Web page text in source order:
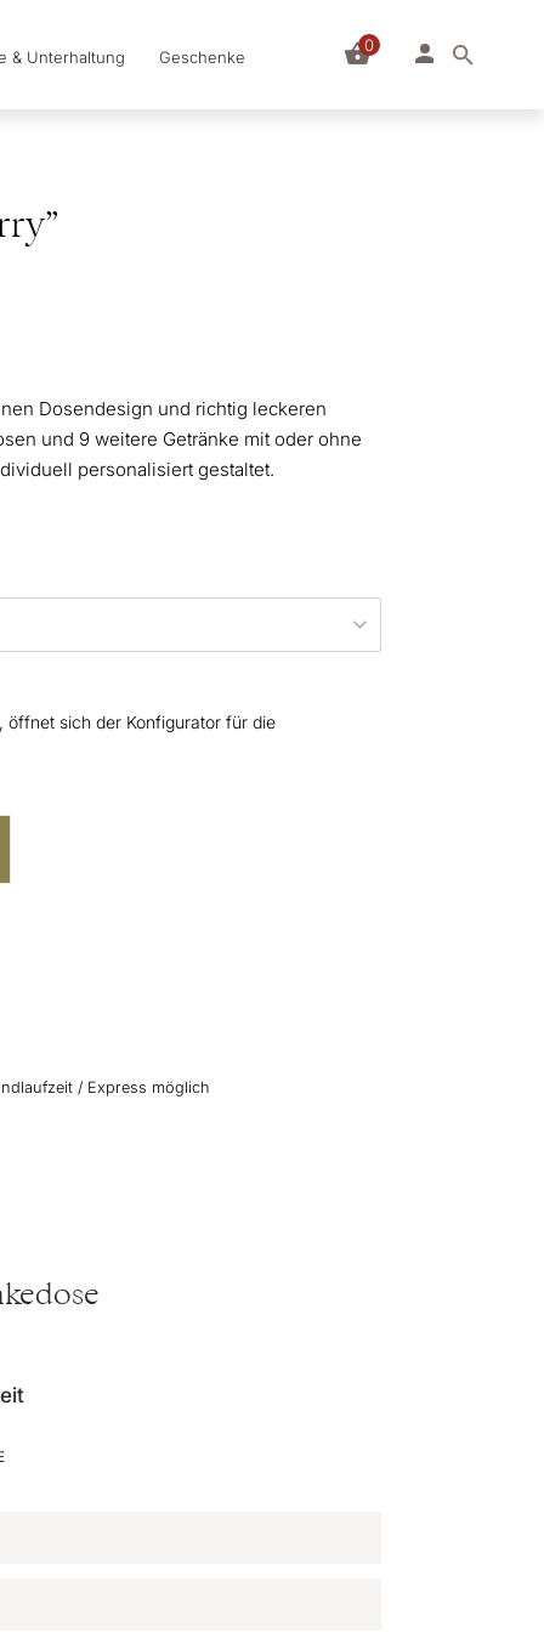
& Unterhaltung Geschenke
0
Dosendesign und richtig leckeren
und 9 weitere Getränke mit oder ohne
personalisiert gestaltet.
öffnet sich der Konfigurator für die
/ Express möglich